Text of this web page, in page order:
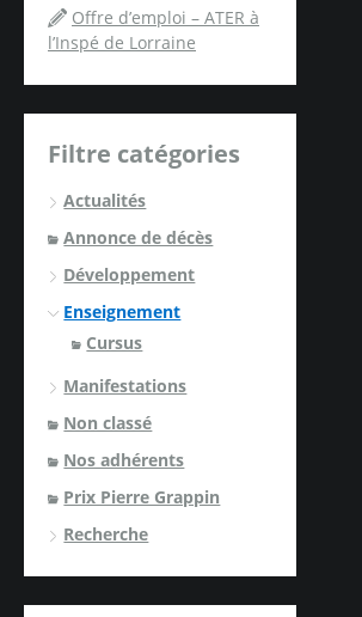
Offre d’emploi – ATER à
l’Inspé de Lorraine
Filtre catégories
Actualités
Annonce de décès
Développement
Enseignement
Cursus
Manifestations
Non classé
Nos adhérents
Prix Pierre Grappin
Recherche